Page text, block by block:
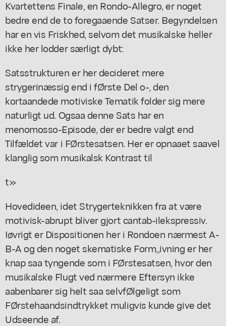
Kvartettens Finale, en Rondo-Allegro, er noget
bedre end de to foregaaende Satser. Begyndelsen
har en vis Friskhed, selvom det musikalske heller
ikke her lodder særligt dybt:
Satsstrukturen er her decideret mere
strygerinæssig end i fØrste Del o-, den
kortaandede motiviske Tematik folder sig mere
naturligt ud. Ogsaa denne Sats har en
menomosso-Episode, der er bedre valgt end
Tilfældet var i FØrstesatsen. Her er opnaaet saavel
klanglig som musikalsk Kontrast til
t»
Hovedideen, idet Strygerteknikken fra at være
motivisk-abrupt bliver gjort cantab-ilekspressiv.
Iøvrigt er Dispositionen her i Rondoen nærmest A-
B-A og den noget skematiske Form,,ivning er her
knap saa tyngende som i FØrstesatsen, hvor den
musikalske Flugt ved nærmere Eftersyn ikke
aabenbarer sig helt saa selvfØlgeligt som
FØrstehaandsindtrykket muligvis kunde give det
Udseende af.